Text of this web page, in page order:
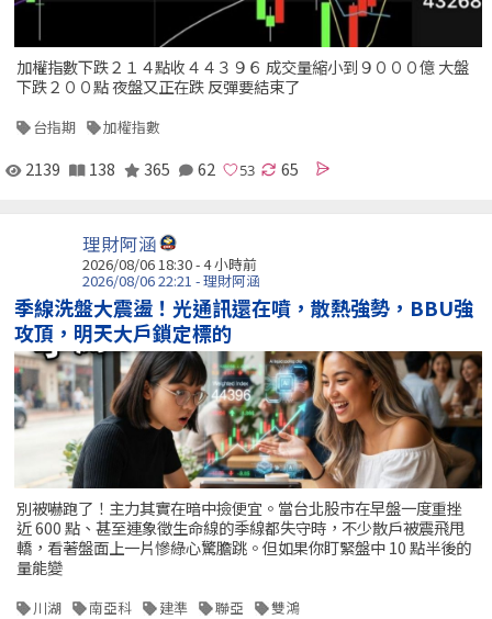
加權指數下跌２１４點收４４３９６ 成交量縮小到９０００億 大盤
下跌２００點 夜盤又正在跌 反彈要結束了
台指期 加權指數
2139 138 365 62 65
理財阿涵
2026/08/06 18:30 -4 小時前
2026/08/06 22:21 - 理財阿涵
季線洗盤大震盪！光通訊還在噴，散熱強勢，BBU強
攻頂，明天大戶鎖定標的
別被嚇跑了！主力其實在暗中撿便宜。當台北股市在早盤一度重挫
近 600 點、甚至連象徵生命線的季線都失守時，不少散戶被震飛甩
轎，看著盤面上一片慘綠心驚膽跳。但如果你盯緊盤中 10 點半後的
量能變
川湖 南亞科 建準 聯亞 雙鴻